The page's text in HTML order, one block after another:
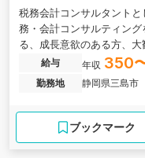
税務会計コンサルタント
務・会計コンサルティン
る、成長意欲のある方、
実しており未経験でも活
給与 年収 350
勤務地
静岡県三島市
ブックマーク